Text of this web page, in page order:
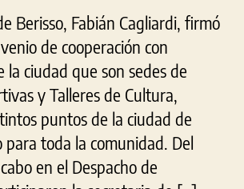
Berisso, Fabián Cagliardi, firmó
de cooperación con
la ciudad que son sedes de
y Talleres de Cultura,
puntos de la ciudad de
para toda la comunidad. Del
en el Despacho de